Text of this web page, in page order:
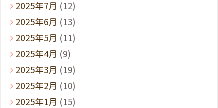
2025年7月 (12)
2025年6月 (13)
2025年5月 (11)
2025年4月 (9)
2025年3月 (19)
2025年2月 (10)
2025年1月 (15)